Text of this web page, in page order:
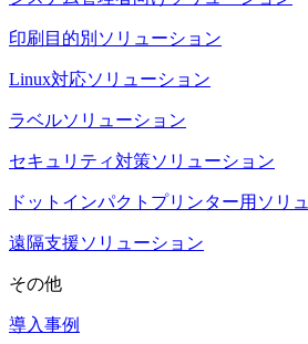
印刷目的別ソリューション
Linux対応ソリューション
ラベルソリューション
セキュリティ対策ソリューション
ドットインパクトプリンター用ソリ
遠隔支援ソリューション
その他
導入事例